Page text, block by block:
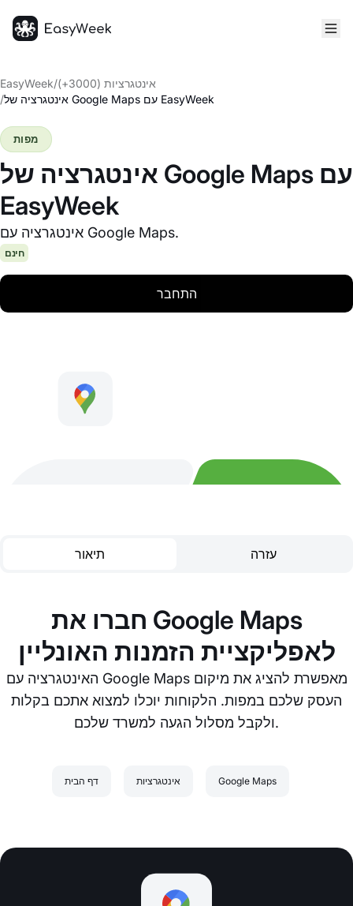
EasyWeek/
אינטגרציות (3000+)
/
אינטגרציה של Google Maps עם EasyWeek
אינטגרציה של Google Maps עם
EasyWeek
אינטגרציה עם Google Maps.
מפות
חינם
התחבר
תיאור עזרה
חברו את Google Maps
לאפליקציית הזמנות האונליין
האינטגרציה עם Google Maps מאפשרת להציג את מיקום
העסק שלכם במפות. הלקוחות יוכלו למצוא אתכם בקלות
ולקבל מסלול הגעה למשרד שלכם.
דף הבית אינטגרציות Google Maps